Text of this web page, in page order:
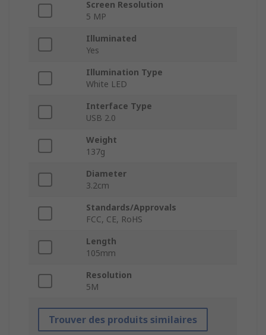
Screen Resolution
5 MP
Illuminated
Yes
Illumination Type
White LED
Interface Type
USB 2.0
Weight
137g
Diameter
3.2cm
Standards/Approvals
FCC, CE, RoHS
Length
105mm
Resolution
5M
Trouver des produits similaires